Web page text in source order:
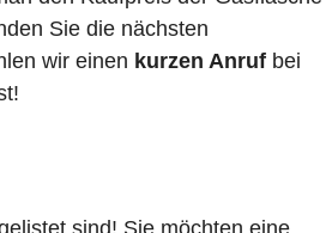
Sie die nächsten
wir einen kurzen Anruf bei